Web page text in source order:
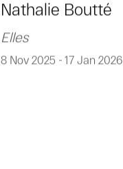
Nathalie Boutté
Elles
8 Nov 2025 - 17 Jan 2026